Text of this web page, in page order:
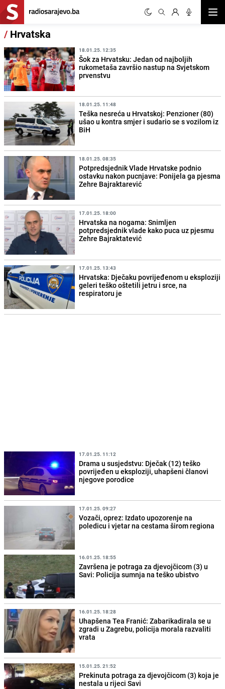
/ Hrvatska
18.01.25. 12:35
Šok za Hrvatsku: Jedan od najboljih
rukometaša završio nastup na Svjetskom
prvenstvu
18.01.25. 11:48
Teška nesreća u Hrvatskoj: Penzioner (80)
ušao u kontra smjer i sudario se s vozilom iz
BiH
18.01.25. 08:35
Potpredsjednik Vlade Hrvatske podnio
ostavku nakon pucnjave: Ponijela ga pjesma
Zehre Bajraktarević
17.01.25. 18:00
Hrvatska na nogama: Snimljen
potpredsjednik vlade kako puca uz pjesmu
Zehre Bajraktatević
17.01.25. 13:43
Hrvatska: Dječaku povrijeđenom u eksploziji
geleri teško oštetili jetru i srce, na
respiratoru je
17.01.25. 11:12
Drama u susjedstvu: Dječak (12) teško
povrijeđen u eksploziji, uhapšeni članovi
njegove porodice
17.01.25. 09:27
Vozači, oprez: Izdato upozorenje na
poledicu i vjetar na cestama širom regiona
16.01.25. 18:55
Završena je potraga za djevojčicom (3) u
Savi: Policija sumnja na teško ubistvo
16.01.25. 18:28
Uhapšena Tea Franić: Zabarikadirala se u
zgradi u Zagrebu, policija morala razvaliti
vrata
15.01.25. 21:52
Prekinuta potraga za djevojčicom (3) koja je
nestala u rijeci Savi